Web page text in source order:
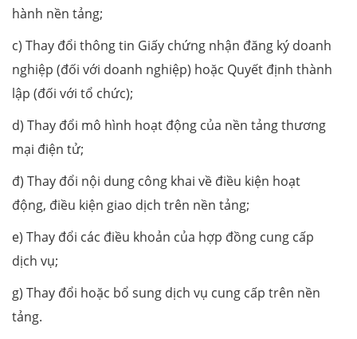
hành nền tảng;
c) Thay đổi thông tin Giấy chứng nhận đăng ký doanh
nghiệp (đối với doanh nghiệp) hoặc Quyết định thành
lập (đối với tổ chức);
d) Thay đổi mô hình hoạt động của nền tảng thương
mại điện tử;
đ) Thay đổi nội dung công khai về điều kiện hoạt
động, điều kiện giao dịch trên nền tảng;
e) Thay đổi các điều khoản của hợp đồng cung cấp
dịch vụ;
g) Thay đổi hoặc bổ sung dịch vụ cung cấp trên nền
tảng.